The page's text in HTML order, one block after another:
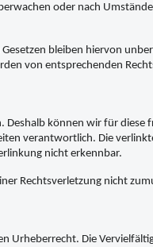
oder nach
bleiben hiervon
von entsprechenden
können wir für diese
verantwortlich. Die
nicht erkennbar.
Rechtsverletzung nicht
Urheberrecht. Die